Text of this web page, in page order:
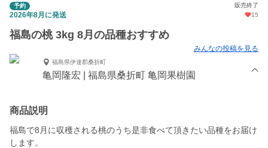
予約 販売終了
2026年8月に発送 15
福島の桃 3kg 8月の品種おすすめ
みんなの投稿を見る
福島県伊達郡桑折町
亀岡隆宏 | 福島県桑折町 亀岡果樹園
商品説明
福島で8月に収穫される桃のうち是非食べて頂きたい品種をお届け
します。